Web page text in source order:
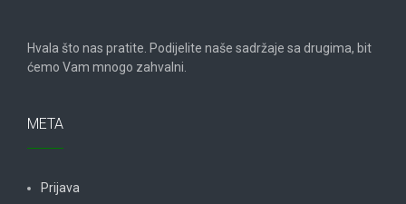
Hvala što nas pratite. Podijelite naše sadržaje sa drugima, bit
ćemo Vam mnogo zahvalni.
META
Prijava